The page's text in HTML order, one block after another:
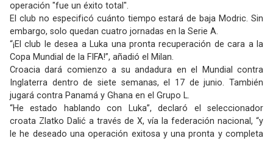
operación "fue un éxito total".
El club no especificó cuánto tiempo estará de baja Modric. Sin
embargo, solo quedan cuatro jornadas en la Serie A.
“¡El club le desea a Luka una pronta recuperación de cara a la
Copa Mundial de la FIFA!”, añadió el Milan.
Croacia dará comienzo a su andadura en el Mundial contra
Inglaterra dentro de siete semanas, el 17 de junio. También
jugará contra Panamá y Ghana en el Grupo L.
“He estado hablando con Luka”, declaró el seleccionador
croata Zlatko Dalić a través de X, vía la federación nacional, “y
le he deseado una operación exitosa y una pronta y completa